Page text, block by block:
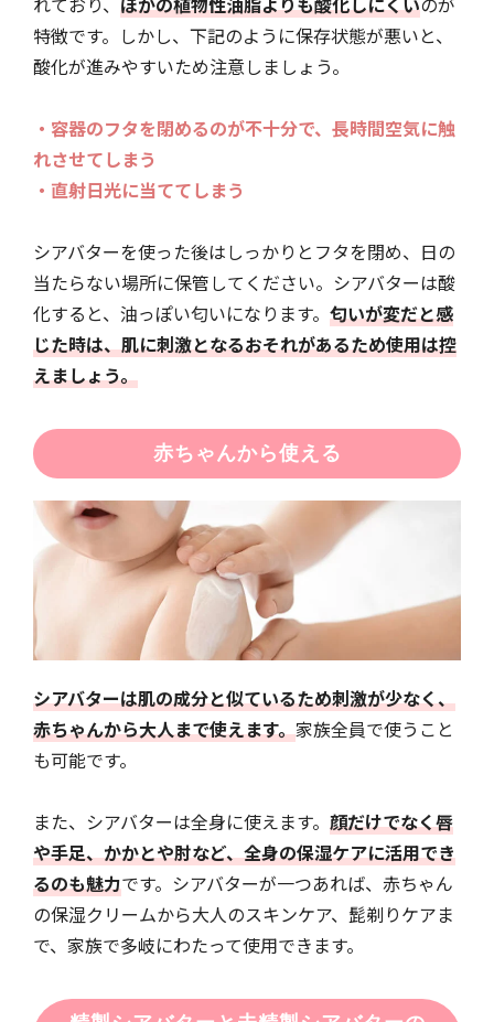
特徴です。しかし、下記のように保存状態が悪いと、
酸化が進みやすいため注意しましょう。
・容器のフタを閉めるのが不十分で、長時間空気に触
れさせてしまう
・直射日光に当ててしまう
シアバターを使った後はしっかりとフタを閉め、日の
当たらない場所に保管してください。シアバターは酸
化すると、油っぽい匂いになります。 匂いが変だと感
じた時は、肌に刺激となるおそれがあるため使用は控
えましょう。
赤ちゃんから使える
シアバターは肌の成分と似ているため刺激が少なく、
赤ちゃんから大人まで使えます。家族全員で使うこと
も可能です。
また、シアバターは全身に使えます。 顔だけでなく唇
や手足、かかとや肘など、全身の保湿ケアに活用でき
るのも魅力です。シアバターが一つあれば、赤ちゃん
の保湿クリームから大人のスキンケア、髭剃りケアま
で、家族で多岐にわたって使用できます。